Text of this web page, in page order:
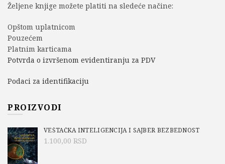
Željene knjige možete platiti na sledeće načine:
Opštom uplatnicom
Pouzećem
Platnim karticama
Potvrda o izvršenom evidentiranju za PDV
Podaci za identifikaciju
PROIZVODI
VEŠTAČKA INTELIGENCIJA I SAJBER BEZBEDNOST
1.100,00 RSD